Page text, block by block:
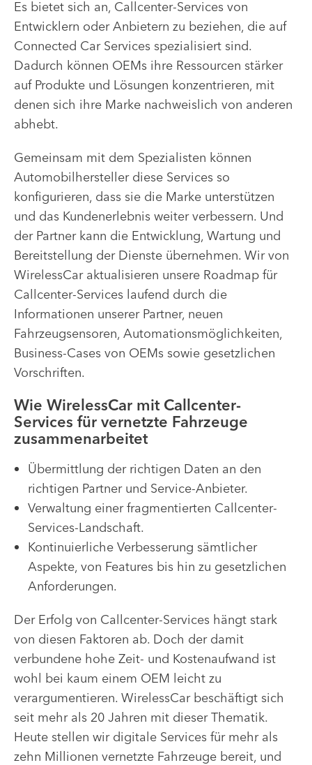
Es bietet sich an, Callcenter-Services von
Entwicklern oder Anbietern zu beziehen, die auf
Connected Car Services spezialisiert sind.
Dadurch können OEMs ihre Ressourcen stärker
auf Produkte und Lösungen konzentrieren, mit
denen sich ihre Marke nachweislich von anderen
abhebt.
Gemeinsam mit dem Spezialisten können
Automobilhersteller diese Services so
konfigurieren, dass sie die Marke unterstützen
und das Kundenerlebnis weiter verbessern. Und
der Partner kann die Entwicklung, Wartung und
Bereitstellung der Dienste übernehmen. Wir von
WirelessCar aktualisieren unsere Roadmap für
Callcenter-Services laufend durch die
Informationen unserer Partner, neuen
Fahrzeugsensoren, Automationsmöglichkeiten,
Business-Cases von OEMs sowie gesetzlichen
Vorschriften.
Wie WirelessCar mit Callcenter-
Services für vernetzte Fahrzeuge
zusammenarbeitet
Übermittlung der richtigen Daten an den
richtigen Partner und Service-Anbieter.
Verwaltung einer fragmentierten Callcenter-
Services-Landschaft.
Kontinuierliche Verbesserung sämtlicher
Aspekte, von Features bis hin zu gesetzlichen
Anforderungen.
Der Erfolg von Callcenter-Services hängt stark
von diesen Faktoren ab. Doch der damit
verbundene hohe Zeit- und Kostenaufwand ist
wohl bei kaum einem OEM leicht zu
verargumentieren. WirelessCar beschäftigt sich
seit mehr als 20 Jahren mit dieser Thematik.
Heute stellen wir digitale Services für mehr als
zehn Millionen vernetzte Fahrzeuge bereit, und